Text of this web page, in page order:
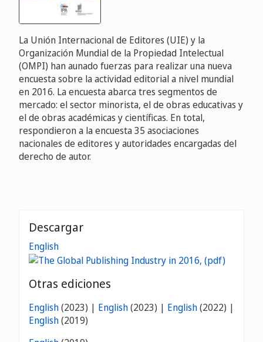
La Unión Internacional de Editores (UIE) y la
Organización Mundial de la Propiedad Intelectual
(OMPI) han aunado fuerzas para realizar una nueva
encuesta sobre la actividad editorial a nivel mundial
en 2016. La encuesta abarca tres segmentos de
mercado: el sector minorista, el de obras educativas y
el de obras académicas y científicas. En total,
respondieron a la encuesta 35 asociaciones
nacionales de editores y autoridades encargadas del
derecho de autor.
Descargar
English
Otras ediciones
English(2023) | English(2023) | English(2022) |
English(2019)